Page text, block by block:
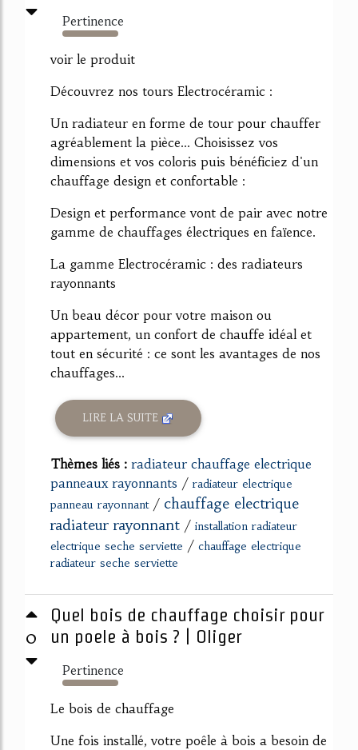
Pertinence
603%
voir le produit
Découvrez nos tours Electrocéramic :
Un radiateur en forme de tour pour chauffer
agréablement la pièce... Choisissez vos
dimensions et vos coloris puis bénéficiez d'un
chauffage design et confortable :
Design et performance vont de pair avec notre
gamme de chauffages électriques en faïence.
La gamme Electrocéramic : des radiateurs
rayonnants
Un beau décor pour votre maison ou
appartement, un confort de chauffe idéal et
tout en sécurité : ce sont les avantages de nos
chauffages...
LIRE LA SUITE
Thèmes liés : radiateur chauffage electrique
panneaux rayonnants / radiateur electrique
panneau rayonnant/ chauffage electrique
radiateur rayonnant / installation radiateur
electrique seche serviette / chauffage electrique
radiateur seche serviette
0
Quel bois de chauffage choisir pour
un poele à bois ? | Oliger
Pertinence
398%
Le bois de chauffage
Une fois installé, votre poêle à bois a besoin de